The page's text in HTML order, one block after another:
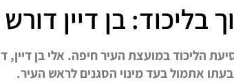
בליכוד: בן דיין
הליכוד במועצת העיר חיפה. אלי בן
אתמול בעד מינוי הסגנים לראש העיר.